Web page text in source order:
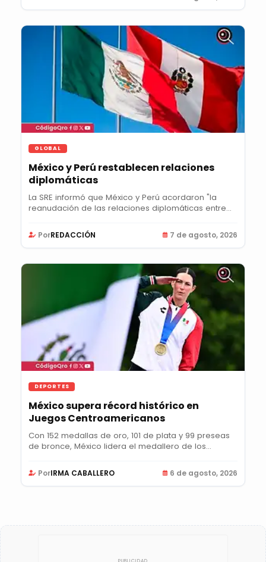
GLOBAL
México y Perú restablecen relaciones
diplomáticas
La SRE informó que México y Perú acordaron "la
reanudación de las relaciones diplomáticas entre...
PorREDACCIÓN 7 de agosto, 2026
DEPORTES
México supera récord histórico en
Juegos Centroamericanos
Con 152 medallas de oro, 101 de plata y 99 preseas
de bronce, México lidera el medallero de los...
PorIRMA CABALLERO 6 de agosto, 2026